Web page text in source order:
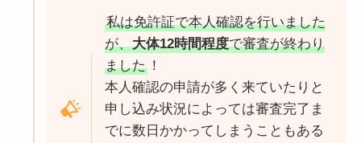
私は免許証で本人確認を行いました
が、大体12時間程度で審査が終わり
ました ！
本人確認の申請が多く来ていたりと
申し込み状況によっては審査完了ま
でに数日かかってしまうこともある